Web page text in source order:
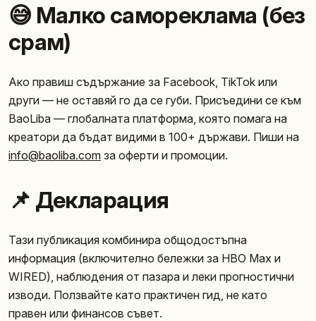
😅 Малко самореклама (без
срам)
Ако правиш съдържание за Facebook, TikTok или
други — не оставяй го да се губи. Присъедини се към
BaoLiba — глобалната платформа, която помага на
креатори да бъдат видими в 100+ държави. Пиши на
info@baoliba.com за оферти и промоции.
📌 Декларация
Тази публикация комбинира общодостъпна
информация (включително бележки за HBO Max и
WIRED), наблюдения от пазара и леки прогностични
изводи. Ползвайте като практичен гид, не като
правен или финансов съвет.